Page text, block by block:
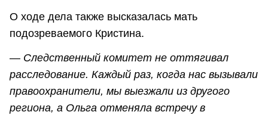
О ходе дела также высказалась мать
подозреваемого Кристина.
— Следственный комитет не оттягивал
расследование. Каждый раз, когда нас вызывали
правоохранители, мы выезжали из другого
региона, а Ольга отменяла встречу в